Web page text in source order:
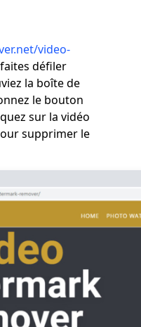
video-
défiler
la boîte de
le bouton
sur la vidéo
supprimer le